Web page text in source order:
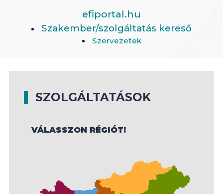
efiportal.hu
Szakember/szolgáltatás kereső
Szervezetek
SZOLGÁLTATÁSOK
VÁLASSZON RÉGIÓT!